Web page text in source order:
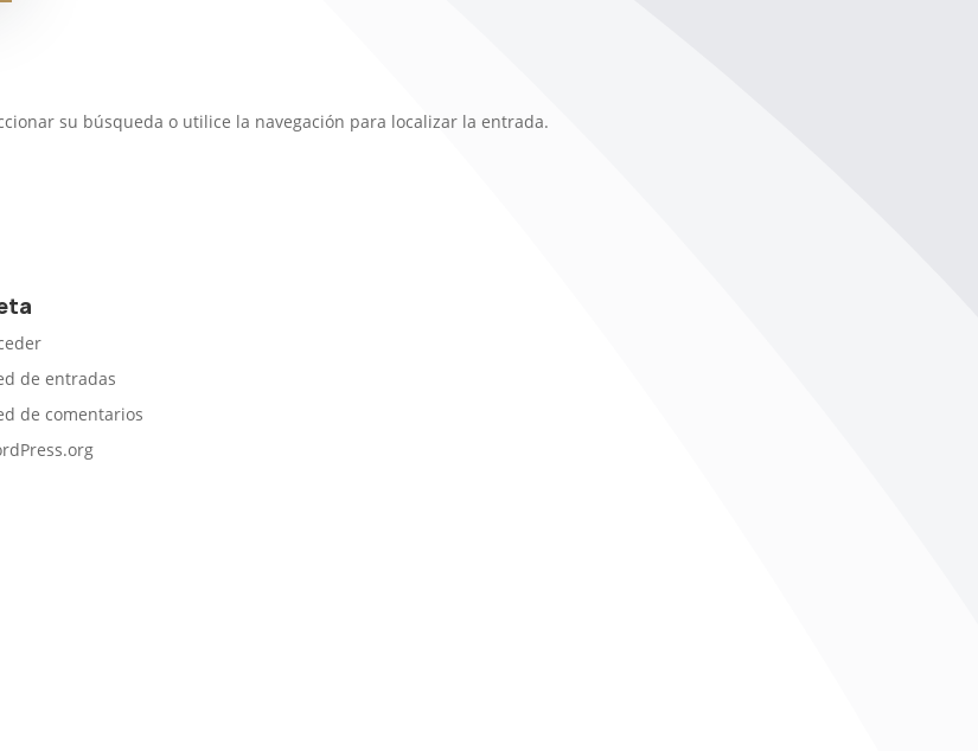
su búsqueda o utilice la navegación para localizar la entrada.
de entradas
de comentarios